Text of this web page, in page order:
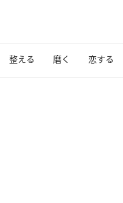
整える 磨く 恋する